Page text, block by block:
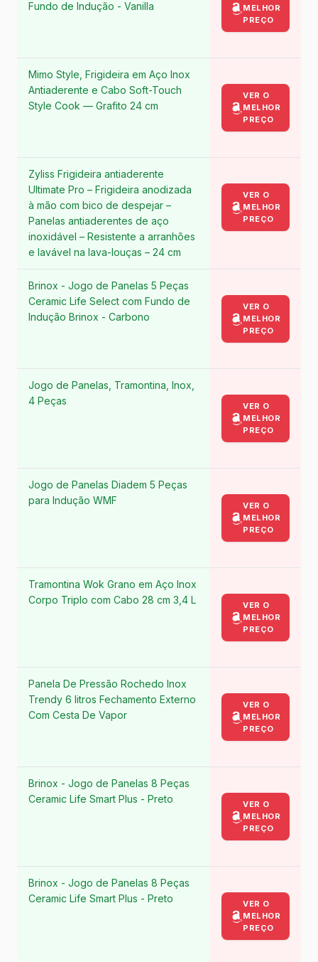
Fundo de Indução - Vanilla
MELHOR
PREÇO
Mimo Style, Frigideira em Aço Inox
Antiaderente e Cabo Soft-Touch
Style Cook — Grafito 24 cm
VER O
MELHOR
PREÇO
Zyliss Frigideira antiaderente
Ultimate Pro – Frigideira anodizada
à mão com bico de despejar –
Panelas antiaderentes de aço
inoxidável – Resistente a arranhões
e lavável na lava-louças – 24 cm
VER O
MELHOR
PREÇO
Brinox - Jogo de Panelas 5 Peças
Ceramic Life Select com Fundo de
Indução Brinox - Carbono
VER O
MELHOR
PREÇO
Jogo de Panelas, Tramontina, Inox,
4 Peças
VER O
MELHOR
PREÇO
Jogo de Panelas Diadem 5 Peças
para Indução WMF
VER O
MELHOR
PREÇO
Tramontina Wok Grano em Aço Inox
Corpo Triplo com Cabo 28 cm 3,4 L
VER O
MELHOR
PREÇO
Panela De Pressão Rochedo Inox
Trendy 6 litros Fechamento Externo
Com Cesta De Vapor
VER O
MELHOR
PREÇO
Brinox - Jogo de Panelas 8 Peças
Ceramic Life Smart Plus - Preto
VER O
MELHOR
PREÇO
Brinox - Jogo de Panelas 8 Peças
Ceramic Life Smart Plus - Preto
VER O
MELHOR
PREÇO